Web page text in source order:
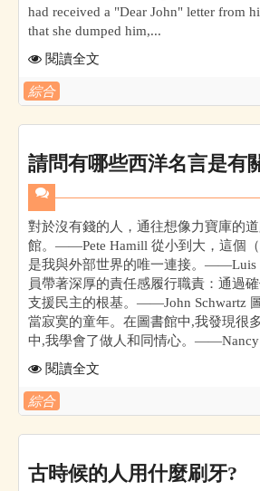
had received a "Dear John" letter from
that she dumped him,...
閱讀全文
綜合
請問有哪些西洋名言是有
對於沒有錢的人，通往想像力寶庫的
館。——Pete Hamill 從小到大，這個
是我與外部世界的唯一連接。——Luis
員帶著深厚的責任感履行職責：通過
支援民主的根基。——John Schwartz
當寂寞的童年。在圖書館中,我發現很
中,我學會了做人和同情心。——Nancy
閱讀全文
綜合
古時候的人用什麼刷牙?